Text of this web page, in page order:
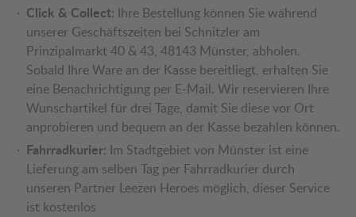
Click & Collect: Ihre Bestellung können Sie während
unserer Geschäftszeiten bei Schnitzler am
Prinzipalmarkt 40 & 43, 48143 Münster, abholen.
Sobald Ihre Ware an der Kasse bereitliegt, erhalten Sie
eine Benachrichtigung per E-Mail. Wir reservieren Ihre
Wunschartikel für drei Tage, damit Sie diese vor Ort
anprobieren und bequem an der Kasse bezahlen können.
Fahrradkurier: Im Stadtgebiet von Münster ist eine
Lieferung am selben Tag per Fahrradkurier durch
unseren Partner Leezen Heroes möglich, dieser Service
ist kostenlos